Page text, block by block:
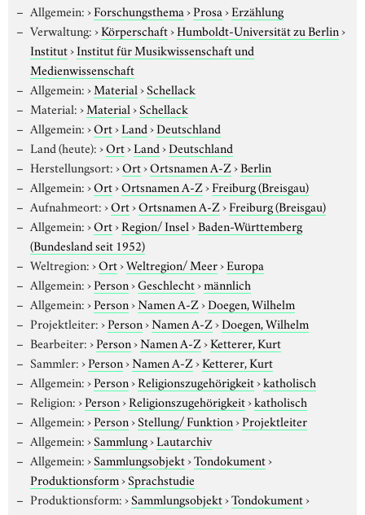
Allgemein:›Forschungsthema›Prosa›Erzählung
Verwaltung:›Körperschaft›Humboldt-Universität zu Berlin›
Institut›Institut für Musikwissenschaft und
Medienwissenschaft
Allgemein:›Material›Schellack
Material:›Material›Schellack
Allgemein:›Ort›Land›Deutschland
Land (heute):›Ort›Land›Deutschland
Herstellungsort:›Ort›Ortsnamen A-Z›Berlin
Allgemein:›Ort›Ortsnamen A-Z›Freiburg (Breisgau)
Aufnahmeort:›Ort›Ortsnamen A-Z›Freiburg (Breisgau)
Allgemein:›Ort›Region/ Insel›Baden-Württemberg
(Bundesland seit 1952)
Weltregion:›Ort›Weltregion/ Meer›Europa
Allgemein:›Person›Geschlecht›männlich
Allgemein:›Person›Namen A-Z›Doegen, Wilhelm
Projektleiter:›Person›Namen A-Z›Doegen, Wilhelm
Bearbeiter:›Person›Namen A-Z›Ketterer, Kurt
Sammler:›Person›Namen A-Z›Ketterer, Kurt
Allgemein:›Person›Religionszugehörigkeit›katholisch
Religion:›Person›Religionszugehörigkeit›katholisch
Allgemein:›Person›Stellung/ Funktion›Projektleiter
Allgemein:›Sammlung›Lautarchiv
Allgemein:›Sammlungsobjekt›Tondokument›
Produktionsform›Sprachstudie
Produktionsform:›Sammlungsobjekt›Tondokument›